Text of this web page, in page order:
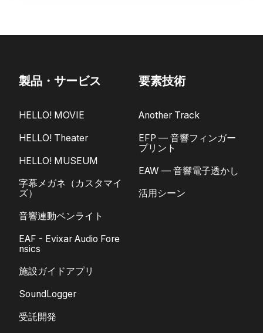
製品・サービス
HELLO! MOVIE
HELLO! Theater
HELLO! MUSEUM
字幕メガネ（カスタマイ
ズ）
音響連動ペンライト
EAF - Evixar Audio Fore
nsics
施設ガイドアプリ
SoundLogger
受託開発
要素技術
Another Track
EFP — 音響フィンガー
プリント
EAW — 音響電子透かし
活用シーン